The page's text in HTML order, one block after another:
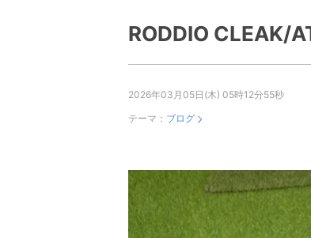
RODDIO CLEAK/
2026年03月05日(木) 05時12分55秒
テーマ： ブログ